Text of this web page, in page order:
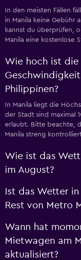
In den meisten Fällen
in Manila keine Gebühr
kannst du überprüfen,
Manila eine kostenlose
Wie hoch ist die
Philippinen?
In Manila liegt die
der Stadt sind maximal
erlaubt. Bitte beachte,
Manila streng
Wie ist das
im August?
Ist das Wetter
Rest von Metro
Wann hat
Mietwagen am
aktualisiert?